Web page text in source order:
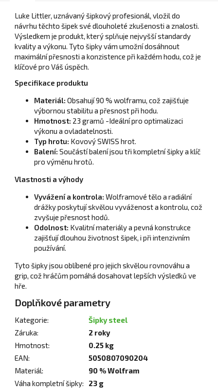
Luke Littler, uznávaný šipkový profesionál, vložil do
návrhu těchto šipek své dlouholeté zkušenosti a znalosti.
Výsledkem je produkt, který splňuje nejvyšší standardy
kvality a výkonu. Tyto šipky vám umožní dosáhnout
maximální přesnosti a konzistence při každém hodu, což je
klíčové pro Váš úspěch.
Specifikace produktu
Materiál: Obsahují 90 % wolframu, což zajišťuje
výbornou stabilitu a přesnost při hodu.
Hmotnost: 23 gramů -Ideální pro optimalizaci
výkonu a ovladatelnosti.
Typ hrotu: Kovový SWISS hrot.
Balení: Součástí balení jsou tři kompletní šipky a klíč
pro výměnu hrotů.
Vlastnosti a výhody
Vyvážení a kontrola: Wolframové tělo a radiální
drážky poskytují skvělou vyváženost a kontrolu, což
zvyšuje přesnost hodů.
Odolnost: Kvalitní materiály a pevná konstrukce
zajišťují dlouhou životnost šipek, i při intenzivním
používání.
Tyto šipky jsou oblíbené pro jejich skvělou rovnováhu a
grip, což hráčům pomáhá dosahovat lepších výsledků ve
hře.
Doplňkové parametry
Kategorie:
Šipky steel
Záruka:
2 roky
Hmotnost:
0.25 kg
EAN:
5050807090204
Materiál:
90 % Wolfram
Váha kompletní šipky: 23 g